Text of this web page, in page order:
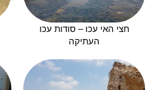
חצי האי עכו – סודות עכו
העתיקה